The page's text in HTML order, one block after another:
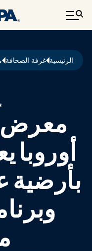
تجاوز إلى المحتوى
مسار
الرئيسية غرفة الصحافة
أوروبا